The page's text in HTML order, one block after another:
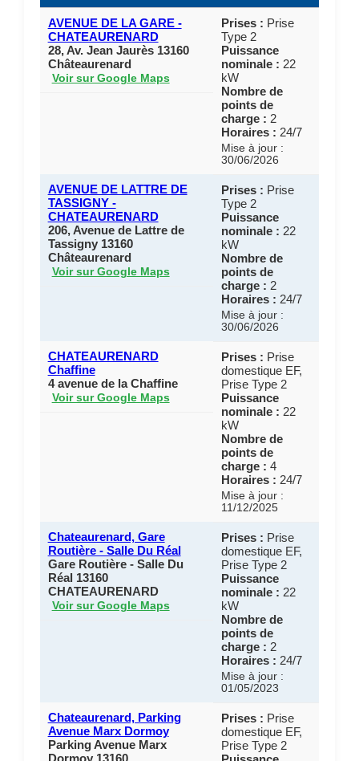
AVENUE DE LA GARE -
CHATEAURENARD
28, Av. Jean Jaurès 13160
Châteaurenard
Voir sur Google Maps
Prises : Prise
Type 2
Puissance
nominale : 22
kW
Nombre de
points de
charge : 2
Horaires : 24/7
Mise à jour :
30/06/2026
AVENUE DE LATTRE DE
TASSIGNY -
CHATEAURENARD
206, Avenue de Lattre de
Tassigny 13160
Châteaurenard
Voir sur Google Maps
Prises : Prise
Type 2
Puissance
nominale : 22
kW
Nombre de
points de
charge : 2
Horaires : 24/7
Mise à jour :
30/06/2026
CHATEAURENARD
Chaffine
4 avenue de la Chaffine
Voir sur Google Maps
Prises : Prise
domestique EF,
Prise Type 2
Puissance
nominale : 22
kW
Nombre de
points de
charge : 4
Horaires : 24/7
Mise à jour :
11/12/2025
Chateaurenard, Gare
Routière - Salle Du Réal
Gare Routière - Salle Du
Réal 13160
CHATEAURENARD
Voir sur Google Maps
Prises : Prise
domestique EF,
Prise Type 2
Puissance
nominale : 22
kW
Nombre de
points de
charge : 2
Horaires : 24/7
Mise à jour :
01/05/2023
Chateaurenard, Parking
Avenue Marx Dormoy
Parking Avenue Marx
Dormoy 13160
Prises : Prise
domestique EF,
Prise Type 2